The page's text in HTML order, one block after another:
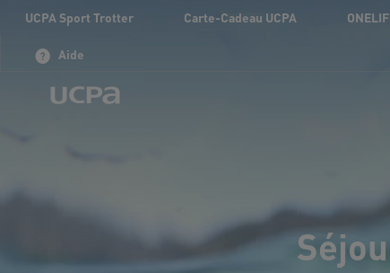
UCPA Sport Trotter Carte-Cadeau UCPA
Aide